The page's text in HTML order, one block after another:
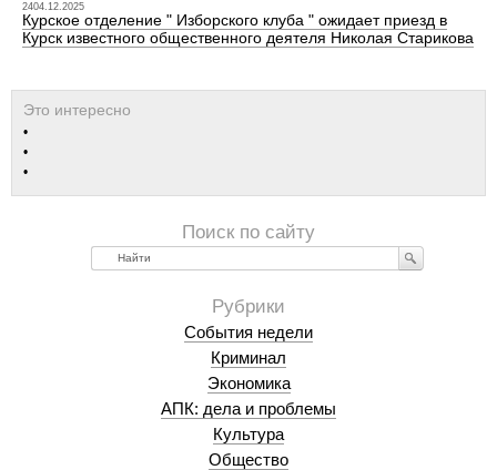
2404.12.2025
Курское отделение " Изборского клуба " ожидает приезд в
Курск известного общественного деятеля Николая Старикова
Найти
События недели
Криминал
Экономика
АПК: дела и проблемы
Культура
Общество